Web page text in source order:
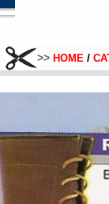
>> HOME /